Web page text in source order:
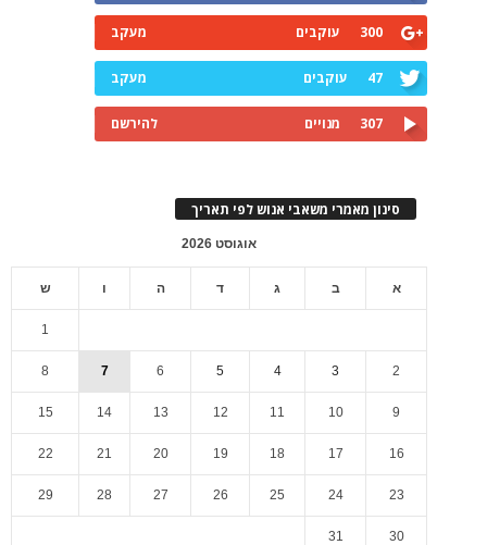
300 עוקבים מעקב
47 עוקבים מעקב
307 מנויים להירשם
סינון מאמרי משאבי אנוש לפי תאריך
אוגוסט 2026
א ב ג ד ה ו ש
1
2
3
4
5
6
7
8
9
10
11
12
13
14
15
16
17
18
19
20
21
22
23
24
25
26
27
28
29
30
31